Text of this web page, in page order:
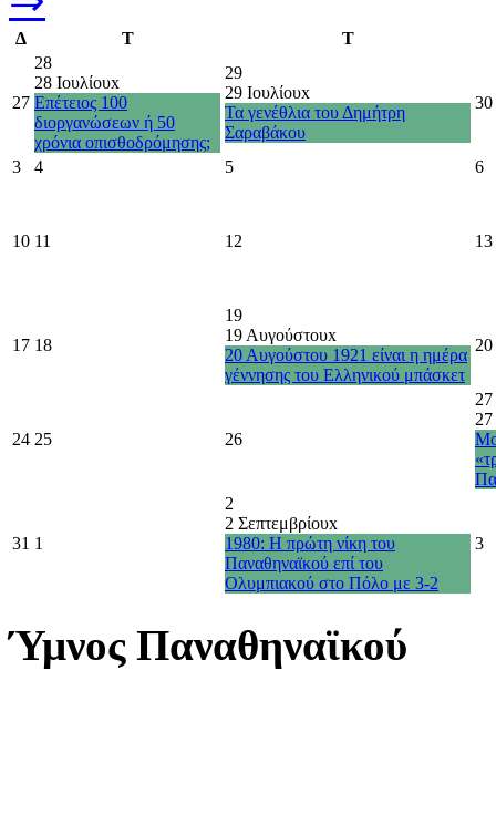
Δ Τ Τ
27
28
28 Ιουλίουx
Επέτειος 100
διοργανώσεων ή 50
χρόνια οπισθοδρόμησης;
29
29 Ιουλίουx
Τα γενέθλια του Δημήτρη
Σαραβάκου
30
3 4 5 6
10 11 12 13
17 18
19
19 Αυγούστουx
20 Αυγούστου 1921 είναι η ημέρα
γέννησης του Ελληνικού μπάσκετ
20
24 25 26
27
31 1
2
2 Σεπτεμβρίουx
1980: Η πρώτη νίκη του
Παναθηναϊκού επί του
Ολυμπιακού στο Πόλο με 3-2
3
Ύμνος Παναθηναϊκού